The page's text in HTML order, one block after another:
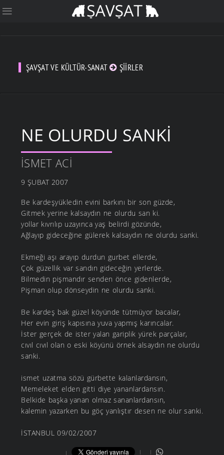
ŞAVŞAT VE KÜLTÜR-SANAT ŞIIRLER
NE OLURDU SANKI
İSMET ACI
9 ŞUBAT 2007
Be kardeşyükledin evini barkını bir son güzde,
Gitmek yerine kalsaydın ne olurdu san ki.
yollar kıvrılıp uzayınca yaş belirdi gözünde,
Ağlayıp gideceğine gülerek kalsaydın ne olurdu sanki.
Ekmeği aşı arayıp durdun gurbet ellerde,
Çok güzellik var sandın gideceğin yerlerde.
Bilmedin pişmandır senden önce gidenlerde,
Pişman olup dönseydin ne olurdu sanki.
Be kardeş bak güzel köyünde tütmüyor bacalar,
Her evin giriş kapısına yuva yapmış karıncalar.
İster gerçek de ister yalan gariplik yürek parçalar,
cıvıl cıvıl olan o eski köyünü örnek alsaydın ne olurdu
sanki.
ismet uzatma sözü gürbette kalanlardansın,
Memeleket elden gitti diye yananlardansın.
Belkide başka yanan olmaz sananlardansın,
kalemin yazarken bu göç yanlıştır desen ne olur sanki.
İSTANBUL 09/02/2007